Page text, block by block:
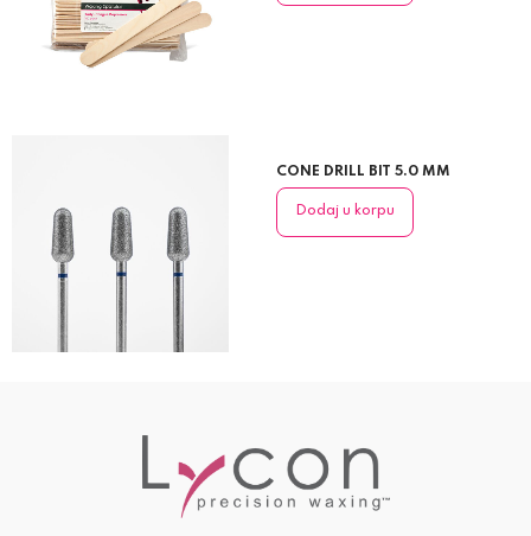
CONE DRILL BIT 5.0 MM
Dodaj u korpu